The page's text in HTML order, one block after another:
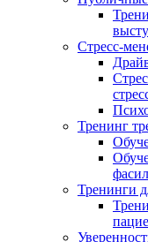
Стресс-
Тренинг
Тренинги